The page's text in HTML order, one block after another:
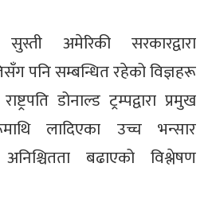
अमेरिकी सरकारद्वारा
पनि सम्बन्धित रहेको विज्ञहरू
डोनाल्ड ट्रम्पद्वारा प्रमुख
लादिएका उच्च भन्सार
बढाएको विश्लेषण